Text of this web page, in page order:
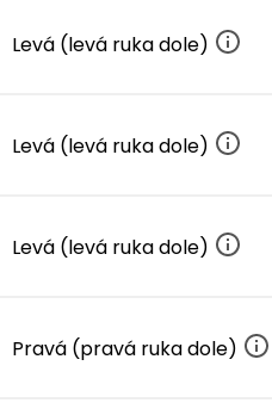
Levá (levá ruka dole)
Levá (levá ruka dole)
Levá (levá ruka dole)
Pravá (pravá ruka dole)